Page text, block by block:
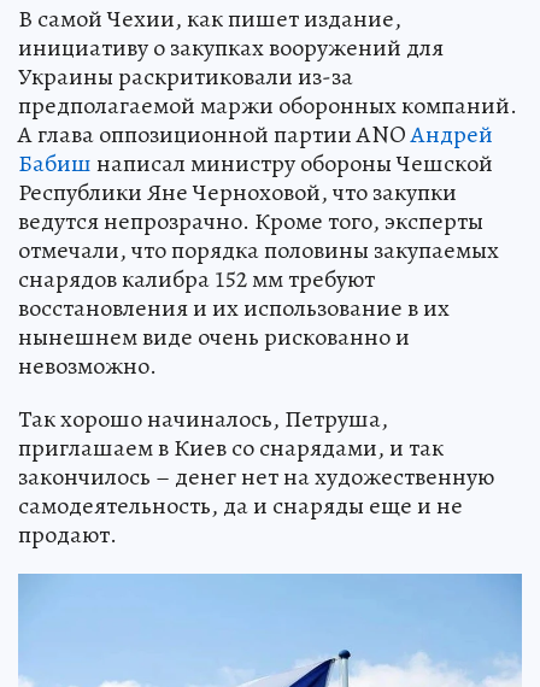
В самой Чехии, как пишет издание,
инициативу о закупках вооружений для
Украины раскритиковали из-за
предполагаемой маржи оборонных компаний.
А глава оппозиционной партии ANOАндрей
Бабишнаписал министру обороны Чешской
Республики Яне Черноховой, что закупки
ведутся непрозрачно. Кроме того, эксперты
отмечали, что порядка половины закупаемых
снарядов калибра 152 мм требуют
восстановления и их использование в их
нынешнем виде очень рискованно и
невозможно.
Так хорошо начиналось, Петруша,
приглашаем в Киев со снарядами, и так
закончилось – денег нет на художественную
самодеятельность, да и снаряды еще и не
продают.